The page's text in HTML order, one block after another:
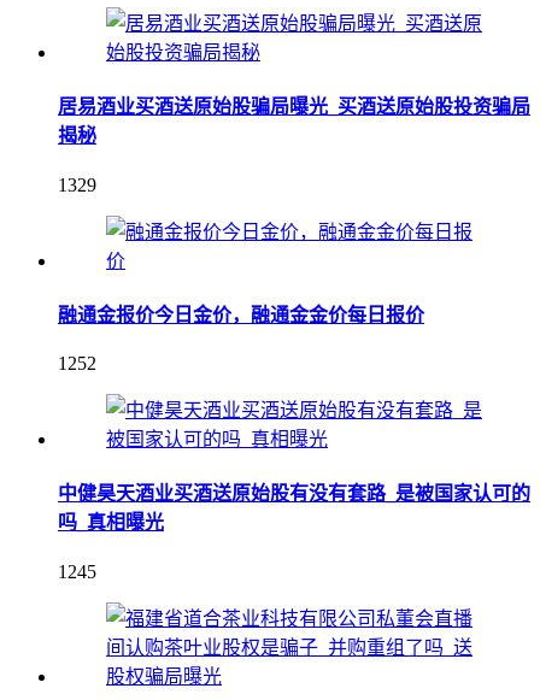
居易酒业买酒送原始股骗局曝光_买酒送原始股投资骗局
揭秘
1329
融通金报价今日金价，融通金金价每日报价
1252
中健昊天酒业买酒送原始股有没有套路_是被国家认可的
吗_真相曝光
1245